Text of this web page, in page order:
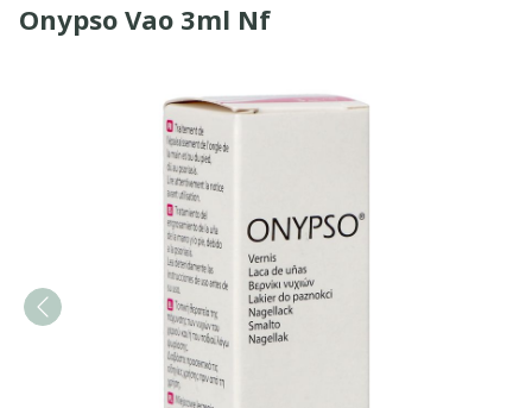
Onypso Vao 3ml Nf